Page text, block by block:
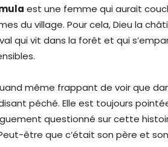
est une femme qui aurait
du village. Pour cela, Dieu la
qui vit dans la forêt et qui
même frappant de voir que
péché. Elle est toujours
questionné sur cette
être que c’était son père et